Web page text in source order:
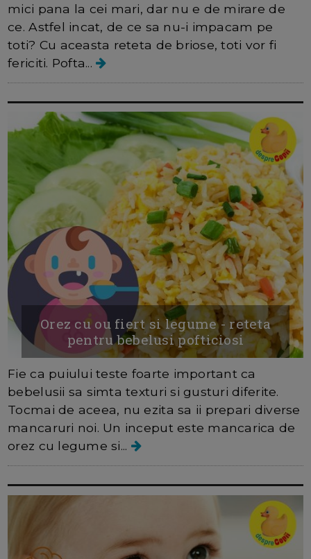
mici pana la cei mari, dar nu e de mirare de
ce. Astfel incat, de ce sa nu-i impacam pe
toti? Cu aceasta reteta de briose, toti vor fi
fericiti. Pofta...
Orez cu ou fiert si legume - reteta
pentru bebelusi pofticiosi
Fie ca puiului teste foarte important ca
bebelusii sa simta texturi si gusturi diferite.
Tocmai de aceea, nu ezita sa ii prepari diverse
mancaruri noi. Un inceput este mancarica de
orez cu legume si...